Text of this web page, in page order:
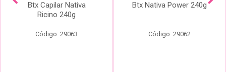
Btx Capilar Nativa
Ricino 240g
Código: 29063
Btx Nativa Power 240g
Código: 29062